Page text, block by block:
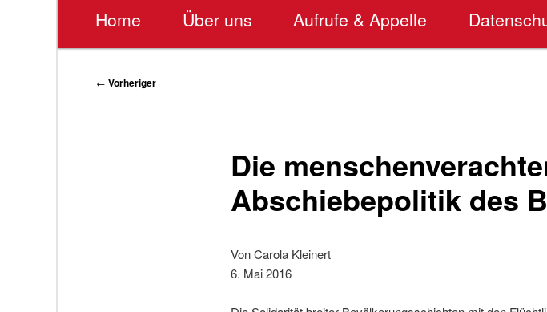
Home Über uns Aufrufe & Appelle
Beitragsnavigation
← Vorheriger
Die
Abschiebepolitik des
Von Carola Kleinert
6. Mai 2016